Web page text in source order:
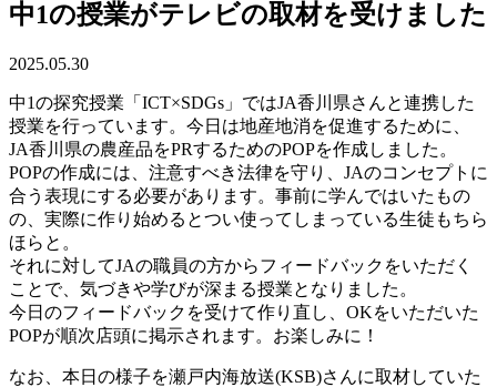
中1の授業がテレビの取材を受けました
2025.05.30
中1の探究授業「ICT×SDGs」ではJA香川県さんと連携した
授業を行っています。今日は地産地消を促進するために、
JA香川県の農産品をPRするためのPOPを作成しました。
POPの作成には、注意すべき法律を守り、JAのコンセプトに
合う表現にする必要があります。事前に学んではいたもの
の、実際に作り始めるとつい使ってしまっている生徒もちら
ほらと。
それに対してJAの職員の方からフィードバックをいただく
ことで、気づきや学びが深まる授業となりました。
今日のフィードバックを受けて作り直し、OKをいただいた
POPが順次店頭に掲示されます。お楽しみに！
なお、本日の様子を瀬戸内海放送(KSB)さんに取材していた